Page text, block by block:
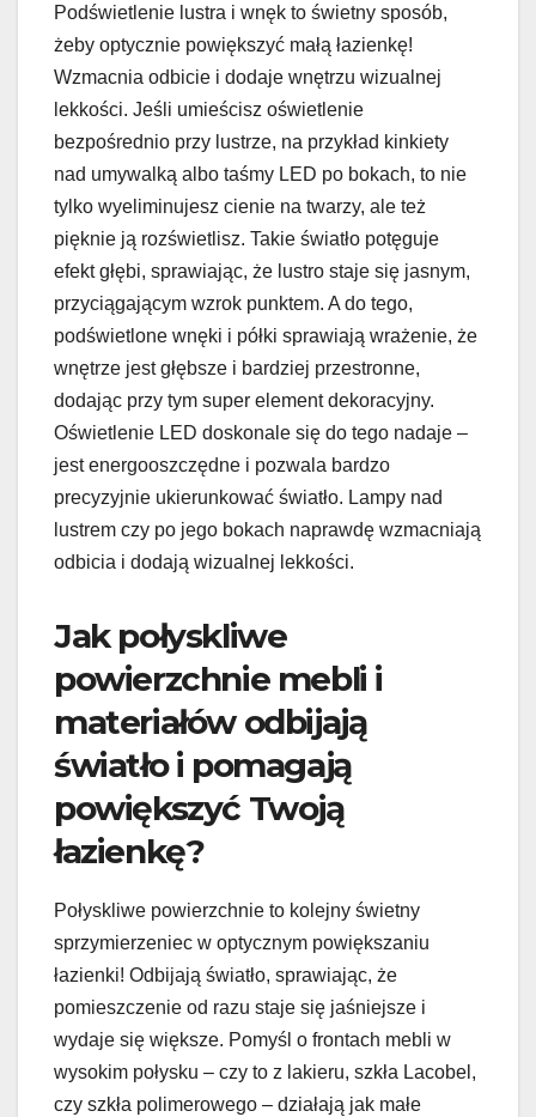
Podświetlenie lustra i wnęk to świetny sposób,
żeby optycznie powiększyć małą łazienkę!
Wzmacnia odbicie i dodaje wnętrzu wizualnej
lekkości. Jeśli umieścisz oświetlenie
bezpośrednio przy lustrze, na przykład kinkiety
nad umywalką albo taśmy LED po bokach, to nie
tylko wyeliminujesz cienie na twarzy, ale też
pięknie ją rozświetlisz. Takie światło potęguje
efekt głębi, sprawiając, że lustro staje się jasnym,
przyciągającym wzrok punktem. A do tego,
podświetlone wnęki i półki sprawiają wrażenie, że
wnętrze jest głębsze i bardziej przestronne,
dodając przy tym super element dekoracyjny.
Oświetlenie LED doskonale się do tego nadaje –
jest energooszczędne i pozwala bardzo
precyzyjnie ukierunkować światło. Lampy nad
lustrem czy po jego bokach naprawdę wzmacniają
odbicia i dodają wizualnej lekkości.
Jak połyskliwe
powierzchnie mebli i
materiałów odbijają
światło i pomagają
powiększyć Twoją
łazienkę?
Połyskliwe powierzchnie to kolejny świetny
sprzymierzeniec w optycznym powiększaniu
łazienki! Odbijają światło, sprawiając, że
pomieszczenie od razu staje się jaśniejsze i
wydaje się większe. Pomyśl o frontach mebli w
wysokim połysku – czy to z lakieru, szkła Lacobel,
czy szkła polimerowego – działają jak małe